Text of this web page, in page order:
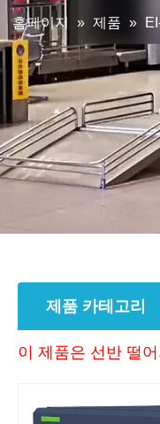
홈페이지 » 제품 »
제품 카테고리
이 제품은 선반 떨